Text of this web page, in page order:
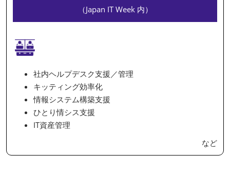
（Japan IT Week 内）
社内ヘルプデスク支援／管理
キッティング効率化
情報システム構築支援
ひとり情シス支援
IT資産管理
など